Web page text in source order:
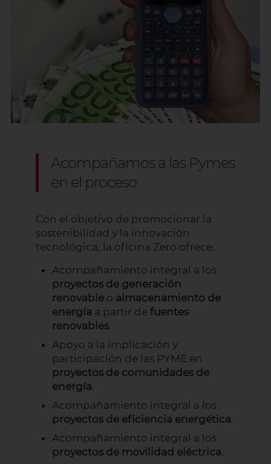
Acompañamos a las Pymes
en el proceso
Con el objetivo de promocionar la
sostenibilidad y la innovación
tecnológica, la oficina Zero ofrece:
Acompañamiento integral a los
proyectos de generación
renovableo almacenamiento de
energía a partir de fuentes
renovables.
Apoyo a la implicación y
participación de las PYME en
proyectos de comunidades de
energía.
Acompañamiento integral a los
proyectos de eficiencia energética.
Acompañamiento integral a los
proyectos de movilidad eléctrica.